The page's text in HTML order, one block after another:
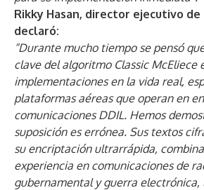
Rikky Hasan, director ejecutivo
declaró:
“Durante mucho tiempo se pensó
clave del algoritmo Classic McEliece
implementaciones en la vida real,
plataformas aéreas que operan en
comunicaciones DDIL. Hemos
suposición es errónea. Sus textos
su encriptación ultrarrápida,
experiencia en comunicaciones de
gubernamental y guerra electrónica,